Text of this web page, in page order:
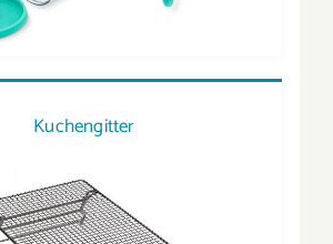
Kuchengitter